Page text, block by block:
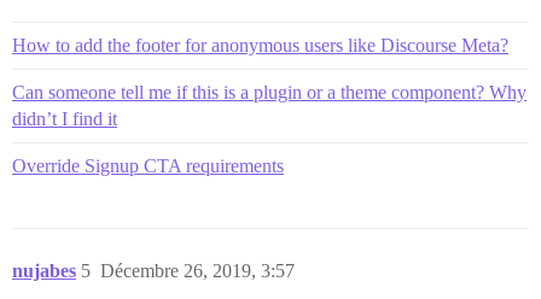
How to add the footer for anonymous users like Discourse Meta?
Can someone tell me if this is a plugin or a theme component? Why
didn’t I find it
Override Signup CTA requirements
nujabes Décembre 26, 2019, 3:57
5